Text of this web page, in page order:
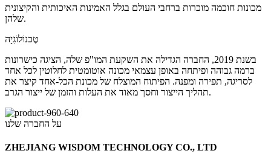
מכונות חוכמה מוכרות ברחבי העולם בגלל האמינות האיכותית והקיצונית
שלהן.
טֶכנוֹלוֹגִיָה
בשנת 2019, החברה הגדילה את השקעת המו"פ שלה, הציגה כישרונות
ברמה גבוהה ופיתחה באופן עצמאי מכונה אוטומטית לחלוטין לכל אחד
לסריגה, תפירה ומפנה. הפיתוח המוצלח של מכונת הכל-אחד קיצר את
תהליך הייצור וחסך מאוד את העלות והזמן של ייצור הגרב.
על החברה שלנו
ZHEJIANG WISDOM TECHNOLOGY CO., LTD